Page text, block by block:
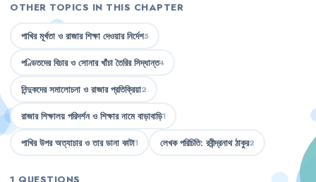
OTHER TOPICS IN THIS CHAPTER
পাখির মূর্খতা ও রাজার শিক্ষা দেওয়ার নির্দেশ5
পণ্ডিতদের বিচার ও সোনার খাঁচা তৈরির সিদ্ধান্ত4
নিন্দুকদের সমালোচনা ও রাজার প্রতিক্রিয়া2
রাজার শিক্ষালয় পরিদর্শন ও শিক্ষার নামে বাড়াবাড়ি1
পাখির উপর অত্যাচার ও তার ডানা কাটা1 লেখক পরিচিতি: রবীন্দ্রনাথ ঠাকুর2